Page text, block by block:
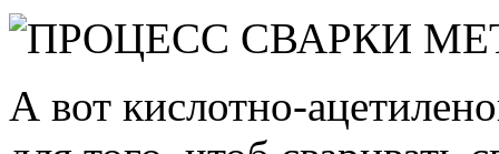
А вот кислотно-